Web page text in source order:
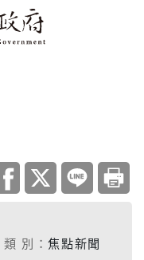
類 別：焦點新聞